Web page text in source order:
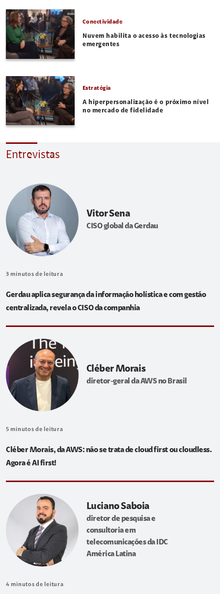
Conectividade
Nuvem habilita o acesso às tecnologias
emergentes
Estratégia
A hiperpersonalização é o próximo nível
no mercado de fidelidade
Entrevistas
Vitor Sena
CISO global da Gerdau
3 minutos de leitura
Gerdau aplica segurança da informação holística e com gestão
centralizada, revela o CISO da companhia
Cléber Morais
diretor-geral da AWS no Brasil
5 minutos de leitura
Cléber Morais, da AWS: não se trata de cloud first ou cloudless.
Agora é AI first!
Luciano Saboia
diretor de pesquisa e
consultoria em
telecomunicações da IDC
América Latina
4 minutos de leitura